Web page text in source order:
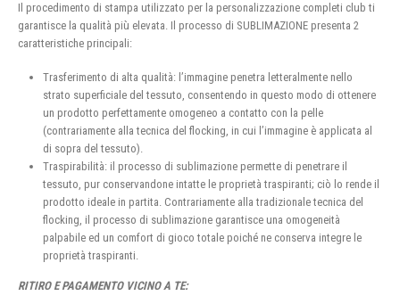
Il procedimento di stampa utilizzato per la personalizzazione completi club ti
garantisce la qualità più elevata. Il processo di SUBLIMAZIONE presenta 2
caratteristiche principali:
Trasferimento di alta qualità: l’immagine penetra letteralmente nello
strato superficiale del tessuto, consentendo in questo modo di ottenere
un prodotto perfettamente omogeneo a contatto con la pelle
(contrariamente alla tecnica del flocking, in cui l’immagine è applicata al
di sopra del tessuto).
Traspirabilità: il processo di sublimazione permette di penetrare il
tessuto, pur conservandone intatte le proprietà traspiranti; ciò lo rende il
prodotto ideale in partita. Contrariamente alla tradizionale tecnica del
flocking, il processo di sublimazione garantisce una omogeneità
palpabile ed un comfort di gioco totale poiché ne conserva integre le
proprietà traspiranti.
RITIRO E PAGAMENTO VICINO A TE: